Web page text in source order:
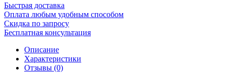
Быстрая доставка
Оплата любым удобным способом
Скидка по запросу
Бесплатная консультация
Описание
Характеристики
Отзывы (0)